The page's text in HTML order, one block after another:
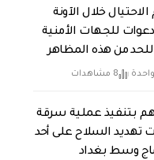
الاحتيال خلال الآونة
للجهات الأمنية
للحد من هذه المظاهر
8 مشاهدات
بتنفيذ عملية سرقة
تهديد السلاح على أحد
وسط بغداد